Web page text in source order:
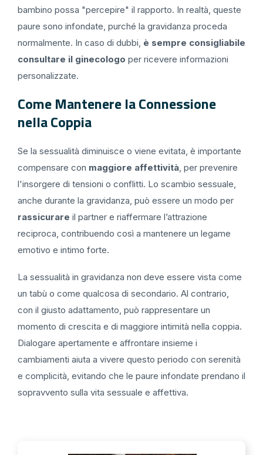
bambino possa "percepire" il rapporto. In realtà, queste
paure sono infondate, purché la gravidanza proceda
normalmente. In caso di dubbi, è sempre consigliabile
consultare il ginecologo per ricevere informazioni
personalizzate.
Come Mantenere la Connessione
nella Coppia
Se la sessualità diminuisce o viene evitata, è importante
compensare con maggiore affettività, per prevenire
l'insorgere di tensioni o conflitti. Lo scambio sessuale,
anche durante la gravidanza, può essere un modo per
rassicurare il partner e riaffermare l’attrazione
reciproca, contribuendo così a mantenere un legame
emotivo e intimo forte.
La sessualità in gravidanza non deve essere vista come
un tabù o come qualcosa di secondario. Al contrario,
con il giusto adattamento, può rappresentare un
momento di crescita e di maggiore intimità nella coppia.
Dialogare apertamente e affrontare insieme i
cambiamenti aiuta a vivere questo periodo con serenità
e complicità, evitando che le paure infondate prendano il
sopravvento sulla vita sessuale e affettiva.